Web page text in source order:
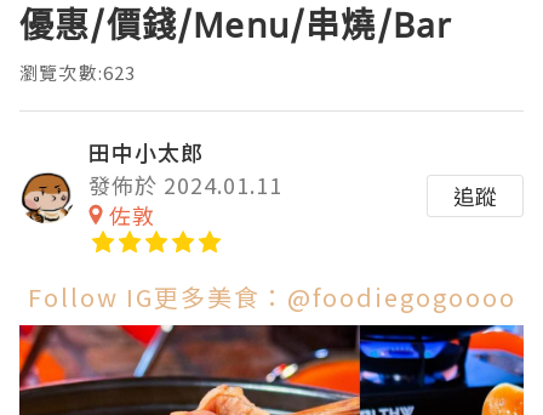
優惠/價錢/Menu/串燒/Bar
瀏覽次數:623
田中小太郎
發佈於 2024.01.11
佐敦
追蹤
Follow IG更多美食：@foodiegogoooo